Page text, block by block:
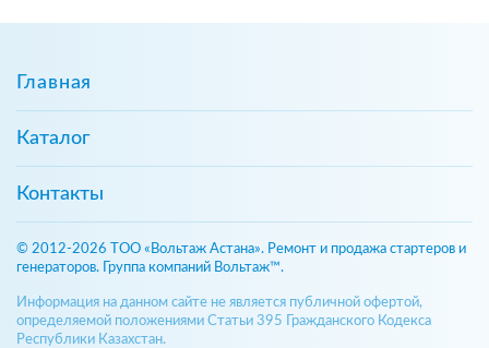
Главная
Каталог
Контакты
© 2012-2026 ТОО «Вольтаж Астана». Ремонт и продажа стартеров и
генераторов. Группа компаний Вольтаж™.
Информация на данном сайте не является публичной офертой,
определяемой положениями Статьи 395 Гражданского Кодекса
Республики Казахстан.